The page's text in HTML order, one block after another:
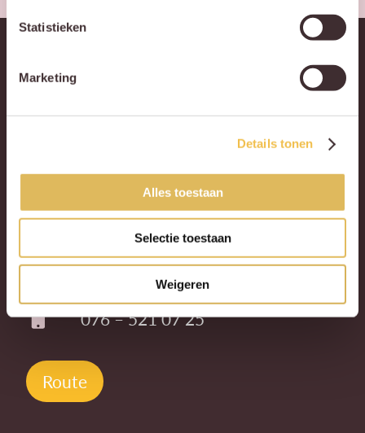
Statistieken
Marketing
Details tonen
Alles toestaan
Selectie toestaan
Weigeren
Ginnekenweg 96
4818 JJ Breda
info@kremersadvocaten.nl
076 – 521 07 25
Route